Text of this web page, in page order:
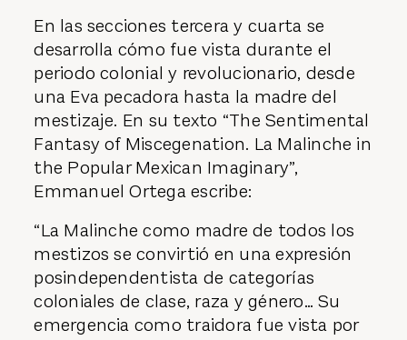
En las secciones tercera y cuarta se
desarrolla cómo fue vista durante el
periodo colonial y revolucionario, desde
una Eva pecadora hasta la madre del
mestizaje. En su texto “The Sentimental
Fantasy of Miscegenation. La Malinche in
the Popular Mexican Imaginary”,
Emmanuel Ortega escribe:
“La Malinche como madre de todos los
mestizos se convirtió en una expresión
posindependentista de categorías
coloniales de clase, raza y género… Su
emergencia como traidora fue vista por